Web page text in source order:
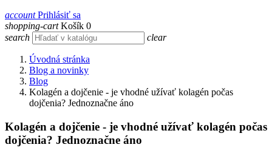
account Prihlásiť sa
shopping-cart Košík 0
search
clear
Úvodná stránka
Blog a novinky
Blog
Kolagén a dojčenie - je vhodné užívať kolagén počas
dojčenia? Jednoznačne áno
Kolagén a dojčenie - je vhodné užívať kolagén počas
dojčenia? Jednoznačne áno